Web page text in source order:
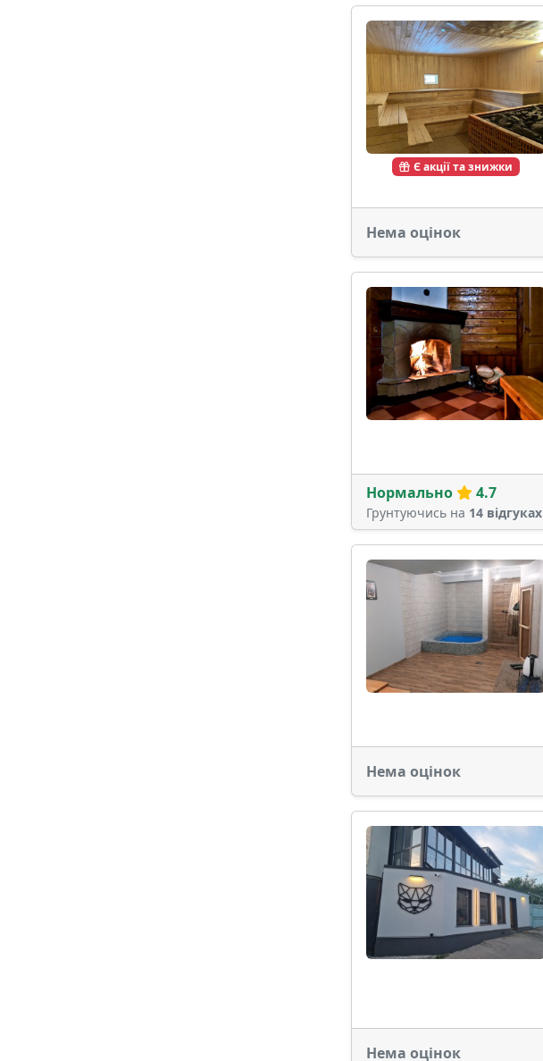
Є акції та знижки
Нема оцінок
Нормально 4.7
Грунтуючись на 14 відгуках
Нема оцінок
Нема оцінок